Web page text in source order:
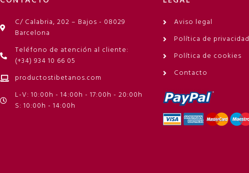
C/ Calabria, 202 – Bajos - 08029
Barcelona
Teléfono de atención al cliente:
(+34) 934 10 66 05
productostibetanos.com
L-V: 10:00h - 14:00h - 17:00h - 20:00h
S: 10:00h - 14:00h
Aviso legal
Política de privacidad
Política de cookies
Contacto